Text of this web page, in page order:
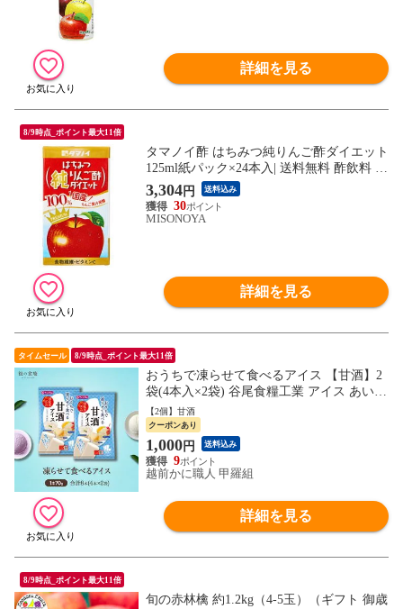
詳細を見る
8/9時点_ポイント最大11倍
タマノイ酢 はちみつ純りんご酢ダイエット
125ml紙パック×24本入| 送料無料 酢飲料 食
物繊維 ビタミンC オリゴ糖
3,304円 送料込み
30
MISONOYA
詳細を見る
タイムセール 8/9時点_ポイント最大11倍
おうちで凍らせて食べるアイス 【甘酒】2
袋(4本入×2袋) 谷尾食糧工業 アイス あいす
シャーベット 業務用 大容量 甘酒
【2個】甘酒
クーポンあり
1,000円 送料込み
9
越前かに職人 甲羅組
詳細を見る
8/9時点_ポイント最大11倍
旬の赤林檎 約1.2kg（4-5玉）（ギフト 御歳